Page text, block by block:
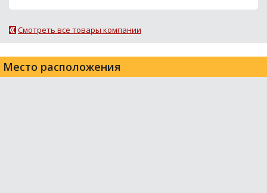
Смотреть все товары компании
Место расположения